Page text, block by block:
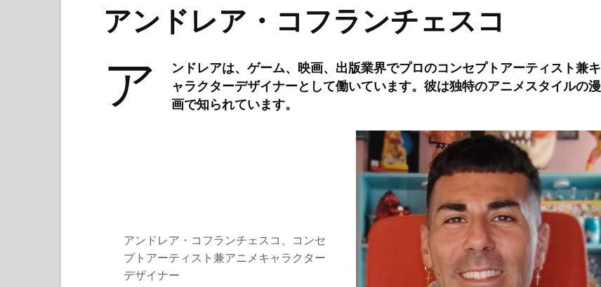
アンドレア・コフランチェスコ
ア
ンドレアは、ゲーム、映画、出版業界でプロのコンセプトアーティスト兼キ
ャラクターデザイナーとして働いています。彼は独特のアニメスタイルの漫
画で知られています。
アンドレア・コフランチェスコ、コンセ
プトアーティスト兼アニメキャラクター
デザイナー